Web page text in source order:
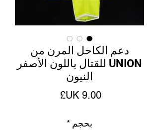
دعم الكاحل المرن من
UNION للقتال باللون الأصفر
النيون
السعر
بحجم *